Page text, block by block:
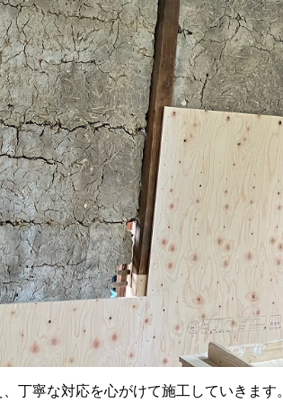
丁寧な対応を心がけて施工していきます